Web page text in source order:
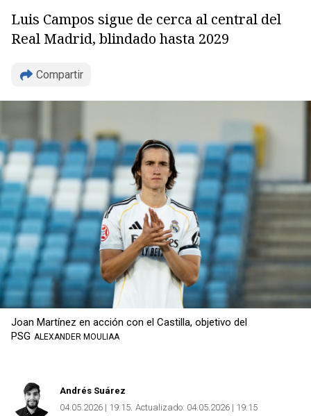
Luis Campos sigue de cerca al central del
Real Madrid, blindado hasta 2029
Compartir
Copiar
Joan Martínez en acción con el Castilla, objetivo del
PSG ALEXANDER MOULIAA
Andrés Suárez
04.05.2026 | 19:15 Actualizado: 04.05.2026 | 19:15